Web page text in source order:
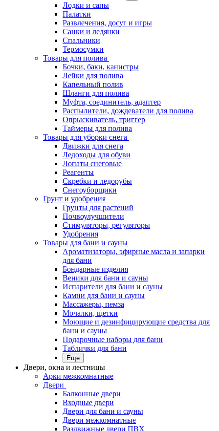
Лодки и сапы
Палатки
Развлечения, досуг и игры
Санки и ледянки
Спальники
Термосумки
Товары для полива
Бочки, баки, канистры
Лейки для полива
Капельный полив
Шланги для полива
Муфта, соединитель, адаптер
Распылители, дождеватели для полива
Опрыскиватель, триггер
Таймеры для полива
Товары для уборки снега
Движки для снега
Ледоходы для обуви
Лопаты снеговые
Реагенты
Скребки и ледорубы
Снегоуборщики
Грунт и удобрения
Грунты для растений
Почвоулучшители
Стимуляторы, регуляторы
Удобрения
Товары для бани и сауны
Ароматизаторы, эфирные масла и запарки
для бани
Бондарные изделия
Веники для бани и сауны
Испарители для бани и сауны
Камни для бани и сауны
Массажеры, пемза
Мочалки, щетки
Моющие и дезинфицирующие средства для
бани и сауны
Подарочные наборы для бани
Таблички для бани
Еще
Двери, окна и лестницы
Арки межкомнатные
Двери
Балконные двери
Входные двери
Двери для бани и сауны
Двери межкомнатные
Раздвижные двери ПВХ